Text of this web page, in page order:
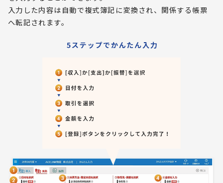
入力した内容は自動で複式簿記に変換され、関係する帳票
へ転記されます。